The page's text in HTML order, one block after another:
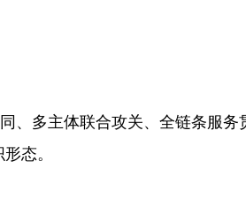
、多主体联合攻关、全链条服务
态。